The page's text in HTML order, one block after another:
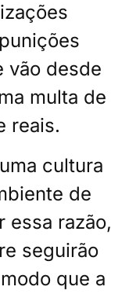
vão desde
multa de
reais.
cultura
de
essa razão,
seguirão
que a